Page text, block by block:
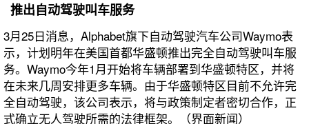
推出自动驾驶叫车服务
3月25日消息，Alphabet旗下自动驾驶汽车公司Waymo表
示，计划明年在美国首都华盛顿推出完全自动驾驶叫车服
务。Waymo今年1月开始将车辆部署到华盛顿特区，并将
在未来几周安排更多车辆。由于华盛顿特区目前不允许完
全自动驾驶，该公司表示，将与政策制定者密切合作，正
式确立无人驾驶所需的法律框架。（界面新闻）